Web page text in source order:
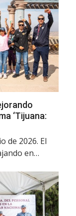
‘Tijuana:
de 2026. El
en…